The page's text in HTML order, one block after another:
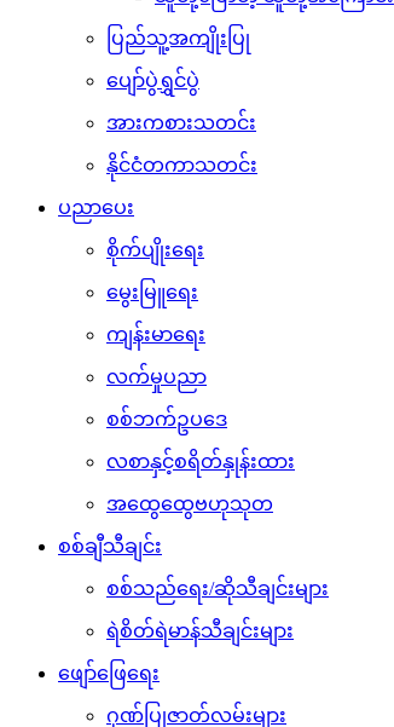
ပြည်သူ့အကျိုးပြု
ပျော်ပွဲရွှင်ပွဲ
အားကစားသတင်း
နိုင်ငံတကာသတင်း
ပညာပေး
စိုက်ပျိုးရေး
မွေးမြူရေး
ကျန်းမာရေး
လက်မှုပညာ
စစ်ဘက်ဥပဒေ
လစာနှင့်စရိတ်နှုန်းထား
အထွေထွေဗဟုသုတ
စစ်ချီသီချင်း
စစ်သည်ရေး/ဆိုသီချင်းများ
ရဲစိတ်ရဲမာန်သီချင်းများ
ဖျော်ဖြေရေး
ဂုဏ်ပြုဇာတ်လမ်းများ